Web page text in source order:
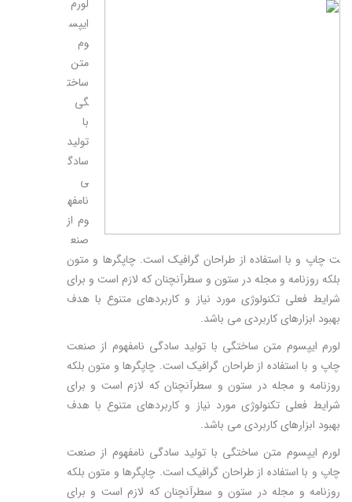
لورم
ایپس
وم
متن
ساخت
گی
با
تولید
سادگ
ی
نامفه
وم از
صنع
ت چاپ و با استفاده از طراحان گرافیک است. چاپگرها و متون
بلکه روزنامه و مجله در ستون و سطرآنچنان که لازم است و برای
شرایط فعلی تکنولوژی مورد نیاز و کاربردهای متنوع با هدف
بهبود ابزارهای کاربردی می باشد.
لورم ایپسوم متن ساختگی با تولید سادگی نامفهوم از صنعت
چاپ و با استفاده از طراحان گرافیک است. چاپگرها و متون بلکه
روزنامه و مجله در ستون و سطرآنچنان که لازم است و برای
شرایط فعلی تکنولوژی مورد نیاز و کاربردهای متنوع با هدف
بهبود ابزارهای کاربردی می باشد.
لورم ایپسوم متن ساختگی با تولید سادگی نامفهوم از صنعت
چاپ و با استفاده از طراحان گرافیک است. چاپگرها و متون بلکه
روزنامه و مجله در ستون و سطرآنچنان که لازم است و برای